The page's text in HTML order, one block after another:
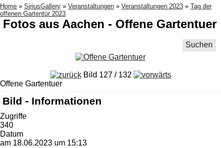
Home » SiriusGallery » Veranstaltungen » Veranstaltungen 2023 » Tag der
offenen Gartentür 2023
Fotos aus Aachen - Offene Gartentuer
Suchen
Bild 127 / 132
Offene Gartentuer
Bild - Informationen
Zugriffe
340
Datum
am 18.06.2023 um 15:13